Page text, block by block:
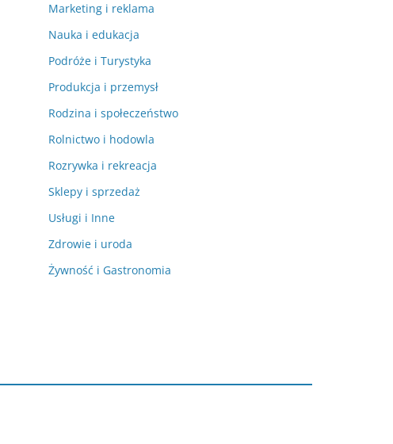
Marketing i reklama
Nauka i edukacja
Podróże i Turystyka
Produkcja i przemysł
Rodzina i społeczeństwo
Rolnictwo i hodowla
Rozrywka i rekreacja
Sklepy i sprzedaż
Usługi i Inne
Zdrowie i uroda
Żywność i Gastronomia